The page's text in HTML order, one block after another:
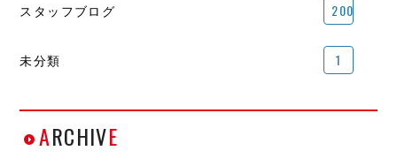
スタッフブログ 200
未分類 1
ARCHIVE